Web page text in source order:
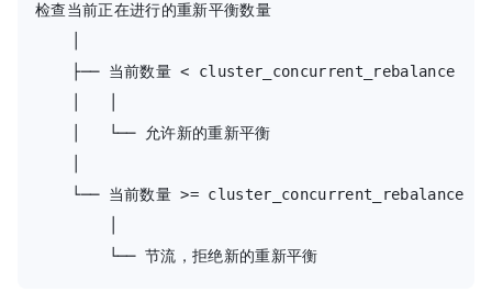
检查当前正在进行的重新平衡数量
    ├── 当前数量 < cluster_concurrent_rebalance
    │   └── 允许新的重新平衡
    └── 当前数量 >= cluster_concurrent_rebalance